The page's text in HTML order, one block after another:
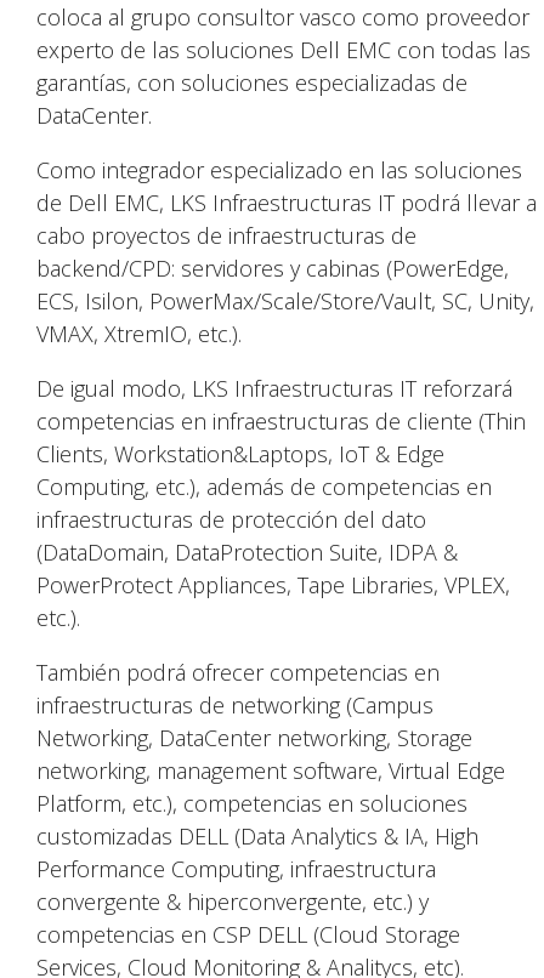
coloca al grupo consultor vasco como proveedor
experto de las soluciones Dell EMC con todas las
garantías, con soluciones especializadas de
DataCenter.
Como integrador especializado en las soluciones
de Dell EMC, LKS Infraestructuras IT podrá llevar a
cabo proyectos de infraestructuras de
backend/CPD: servidores y cabinas (PowerEdge,
ECS, Isilon, PowerMax/Scale/Store/Vault, SC, Unity,
VMAX, XtremIO, etc.).
De igual modo, LKS Infraestructuras IT reforzará
competencias en infraestructuras de cliente (Thin
Clients, Workstation&Laptops, IoT & Edge
Computing, etc.), además de competencias en
infraestructuras de protección del dato
(DataDomain, DataProtection Suite, IDPA &
PowerProtect Appliances, Tape Libraries, VPLEX,
etc.).
También podrá ofrecer competencias en
infraestructuras de networking (Campus
Networking, DataCenter networking, Storage
networking, management software, Virtual Edge
Platform, etc.), competencias en soluciones
customizadas DELL (Data Analytics & IA, High
Performance Computing, infraestructura
convergente & hiperconvergente, etc.) y
competencias en CSP DELL (Cloud Storage
Services, Cloud Monitoring & Analitycs, etc).